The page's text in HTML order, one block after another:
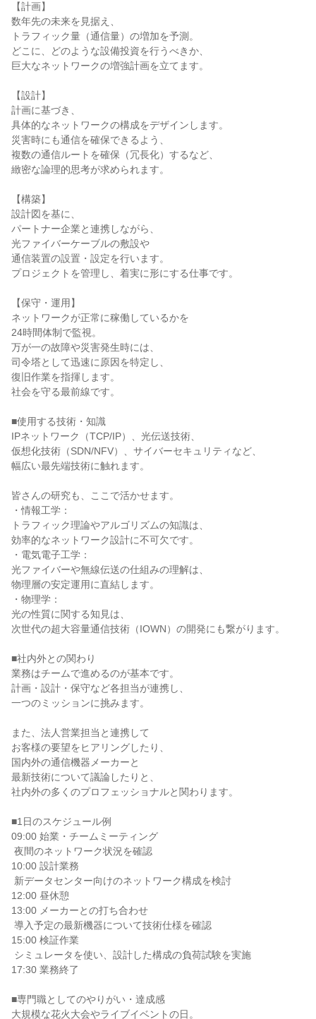
【計画】
数年先の未来を見据え、
トラフィック量（通信量）の増加を予測。
どこに、どのような設備投資を行うべきか、
巨大なネットワークの増強計画を立てます。
【設計】
計画に基づき、
具体的なネットワークの構成をデザインします。
災害時にも通信を確保できるよう、
複数の通信ルートを確保（冗長化）するなど、
緻密な論理的思考が求められます。
【構築】
設計図を基に、
パートナー企業と連携しながら、
光ファイバーケーブルの敷設や
通信装置の設置・設定を行います。
プロジェクトを管理し、着実に形にする仕事です。
【保守・運用】
ネットワークが正常に稼働しているかを
24時間体制で監視。
万が一の故障や災害発生時には、
司令塔として迅速に原因を特定し、
復旧作業を指揮します。
社会を守る最前線です。
■使用する技術・知識
IPネットワーク（TCP/IP）、光伝送技術、
仮想化技術（SDN/NFV）、サイバーセキュリティなど、
幅広い最先端技術に触れます。
皆さんの研究も、ここで活かせます。
・情報工学：
トラフィック理論やアルゴリズムの知識は、
効率的なネットワーク設計に不可欠です。
・電気電子工学：
光ファイバーや無線伝送の仕組みの理解は、
物理層の安定運用に直結します。
・物理学：
光の性質に関する知見は、
次世代の超大容量通信技術（IOWN）の開発にも繋がります。
■社内外との関わり
業務はチームで進めるのが基本です。
計画・設計・保守など各担当が連携し、
一つのミッションに挑みます。
また、法人営業担当と連携して
お客様の要望をヒアリングしたり、
国内外の通信機器メーカーと
最新技術について議論したりと、
社内外の多くのプロフェッショナルと関わります。
■1日のスケジュール例
09:00 始業・チームミーティング
10:00 設計業務
12:00 昼休憩
13:00 メーカーとの打ち合わせ
15:00 検証作業
17:30 業務終了
■専門職としてのやりがい・達成感
大規模な花火大会やライブイベントの日。